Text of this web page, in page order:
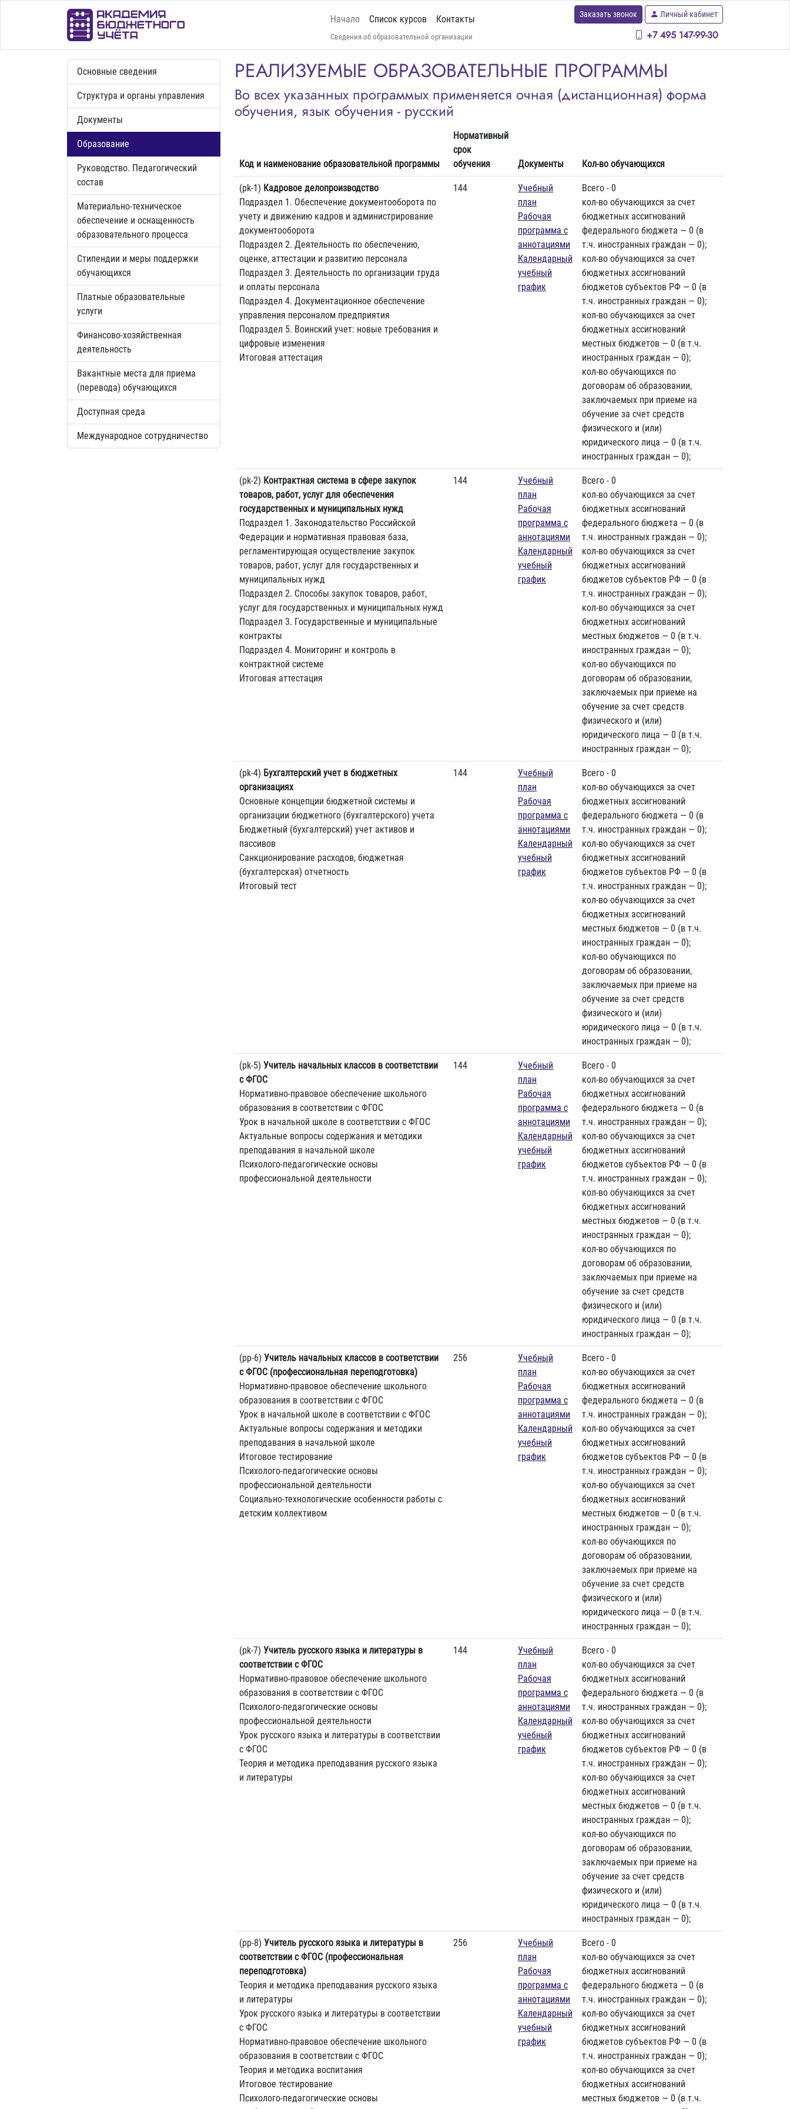
Начало Список курсов Контакты
Сведения об образовательной организации
Заказать звонок Личный кабинет
+7 495 147-99-30
Основные сведения
Структура и органы управления
Документы
Образование
Руководство. Педагогический
состав
Материально-техническое
обеспечение и оснащенность
образовательного процесса
Стипендии и меры поддержки
обучающихся
Платные образовательные
услуги
Финансово-хозяйственная
деятельность
Вакантные места для приема
(перевода) обучающихся
Доступная среда
Международное сотрудничество
РЕАЛИЗУЕМЫЕ ОБРАЗОВАТЕЛЬНЫЕ ПРОГРАММЫ
Во всех указанных программых применяется очная (дистанционная) форма
обучения, язык обучения - русский
Код и наименование образовательной программы
Нормативный
срок
обучения
Документы Кол-во обучающихся
(pk-1) Кадровое делопроизводство
Подраздел 1. Обеспечение документооборота по
учету и движению кадров и администрирование
документооборота
Подраздел 2. Деятельность по обеспечению,
оценке, аттестации и развитию персонала
Подраздел 3. Деятельность по организации труда
и оплаты персонала
Подраздел 4. Документационное обеспечение
управления персоналом предприятия
Подраздел 5. Воинский учет: новые требования и
цифровые изменения
Итоговая аттестация
144
Учебный
план
Рабочая
программа с
аннотациями
Календарный
учебный
график
Всего - 0
кол-во обучающихся за счет
бюджетных ассигнований
федерального бюджета — 0 (в
т.ч. иностранных граждан — 0);
кол-во обучающихся за счет
бюджетных ассигнований
бюджетов субъектов РФ — 0 (в
т.ч. иностранных граждан — 0);
кол-во обучающихся за счет
бюджетных ассигнований
местных бюджетов — 0 (в т.ч.
иностранных граждан — 0);
кол-во обучающихся по
договорам об образовании,
заключаемых при приеме на
обучение за счет средств
физического и (или)
юридического лица — 0 (в т.ч.
иностранных граждан — 0);
(pk-2) Контрактная система в сфере закупок
товаров, работ, услуг для обеспечения
государственных и муниципальных нужд
Подраздел 1. Законодательство Российской
Федерации и нормативная правовая база,
регламентирующая осуществление закупок
товаров, работ, услуг для государственных и
муниципальных нужд
Подраздел 2. Способы закупок товаров, работ,
услуг для государственных и муниципальных нужд
Подраздел 3. Государственные и муниципальные
контракты
Подраздел 4. Мониторинг и контроль в
контрактной системе
Итоговая аттестация
144
Учебный
план
Рабочая
программа с
аннотациями
Календарный
учебный
график
Всего - 0
кол-во обучающихся за счет
бюджетных ассигнований
федерального бюджета — 0 (в
т.ч. иностранных граждан — 0);
кол-во обучающихся за счет
бюджетных ассигнований
бюджетов субъектов РФ — 0 (в
т.ч. иностранных граждан — 0);
кол-во обучающихся за счет
бюджетных ассигнований
местных бюджетов — 0 (в т.ч.
иностранных граждан — 0);
кол-во обучающихся по
договорам об образовании,
заключаемых при приеме на
обучение за счет средств
физического и (или)
юридического лица — 0 (в т.ч.
иностранных граждан — 0);
(pk-4) Бухгалтерский учет в бюджетных
организациях
Основные концепции бюджетной системы и
организации бюджетного (бухгалтерского) учета
Бюджетный (бухгалтерский) учет активов и
пассивов
Санкционирование расходов, бюджетная
(бухгалтерская) отчетность
Итоговый тест
144
Учебный
план
Рабочая
программа с
аннотациями
Календарный
учебный
график
Всего - 0
кол-во обучающихся за счет
бюджетных ассигнований
федерального бюджета — 0 (в
т.ч. иностранных граждан — 0);
кол-во обучающихся за счет
бюджетных ассигнований
бюджетов субъектов РФ — 0 (в
т.ч. иностранных граждан — 0);
кол-во обучающихся за счет
бюджетных ассигнований
местных бюджетов — 0 (в т.ч.
иностранных граждан — 0);
кол-во обучающихся по
договорам об образовании,
заключаемых при приеме на
обучение за счет средств
физического и (или)
юридического лица — 0 (в т.ч.
иностранных граждан — 0);
(pk-5) Учитель начальных классов в соответствии
с ФГОС
Нормативно-правовое обеспечение школьного
образования в соответствии с ФГОС
Урок в начальной школе в соответствии с ФГОС
Актуальные вопросы содержания и методики
преподавания в начальной школе
Психолого-педагогические основы
профессиональной деятельности
144
Учебный
план
Рабочая
программа с
аннотациями
Календарный
учебный
график
Всего - 0
кол-во обучающихся за счет
бюджетных ассигнований
федерального бюджета — 0 (в
т.ч. иностранных граждан — 0);
кол-во обучающихся за счет
бюджетных ассигнований
бюджетов субъектов РФ — 0 (в
т.ч. иностранных граждан — 0);
кол-во обучающихся за счет
бюджетных ассигнований
местных бюджетов — 0 (в т.ч.
иностранных граждан — 0);
кол-во обучающихся по
договорам об образовании,
заключаемых при приеме на
обучение за счет средств
физического и (или)
юридического лица — 0 (в т.ч.
иностранных граждан — 0);
(pp-6) Учитель начальных классов в соответствии
с ФГОС (профессиональная переподготовка)
Нормативно-правовое обеспечение школьного
образования в соответствии с ФГОС
Урок в начальной школе в соответствии с ФГОС
Актуальные вопросы содержания и методики
преподавания в начальной школе
Итоговое тестирование
Психолого-педагогические основы
профессиональной деятельности
Социально-технологические особенности работы с
детским коллективом
256
Учебный
план
Рабочая
программа с
аннотациями
Календарный
учебный
график
Всего - 0
кол-во обучающихся за счет
бюджетных ассигнований
федерального бюджета — 0 (в
т.ч. иностранных граждан — 0);
кол-во обучающихся за счет
бюджетных ассигнований
бюджетов субъектов РФ — 0 (в
т.ч. иностранных граждан — 0);
кол-во обучающихся за счет
бюджетных ассигнований
местных бюджетов — 0 (в т.ч.
иностранных граждан — 0);
кол-во обучающихся по
договорам об образовании,
заключаемых при приеме на
обучение за счет средств
физического и (или)
юридического лица — 0 (в т.ч.
иностранных граждан — 0);
(pk-7) Учитель русского языка и литературы в
соответствии с ФГОС
Нормативно-правовое обеспечение школьного
образования в соответствии с ФГОС
Психолого-педагогические основы
профессиональной деятельности
Урок русского языка и литературы в соответствии
с ФГОС
Теория и методика преподавания русского языка
и литературы
144
Учебный
план
Рабочая
программа с
аннотациями
Календарный
учебный
график
Всего - 0
кол-во обучающихся за счет
бюджетных ассигнований
федерального бюджета — 0 (в
т.ч. иностранных граждан — 0);
кол-во обучающихся за счет
бюджетных ассигнований
бюджетов субъектов РФ — 0 (в
т.ч. иностранных граждан — 0);
кол-во обучающихся за счет
бюджетных ассигнований
местных бюджетов — 0 (в т.ч.
иностранных граждан — 0);
кол-во обучающихся по
договорам об образовании,
заключаемых при приеме на
обучение за счет средств
физического и (или)
юридического лица — 0 (в т.ч.
иностранных граждан — 0);
(pp-8) Учитель русского языка и литературы в
соответствии с ФГОС (профессиональная
переподготовка)
Теория и методика преподавания русского языка
и литературы
Урок русского языка и литературы в соответствии
с ФГОС
Нормативно-правовое обеспечение школьного
образования в соответствии с ФГОС
Теория и методика воспитания
Итоговое тестирование
Психолого-педагогические основы
256
Учебный
план
Рабочая
программа с
аннотациями
Календарный
учебный
график
Всего - 0
кол-во обучающихся за счет
бюджетных ассигнований
федерального бюджета — 0 (в
т.ч. иностранных граждан — 0);
кол-во обучающихся за счет
бюджетных ассигнований
бюджетов субъектов РФ — 0 (в
т.ч. иностранных граждан — 0);
кол-во обучающихся за счет
бюджетных ассигнований
местных бюджетов — 0 (в т.ч.